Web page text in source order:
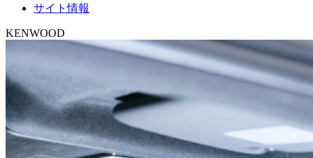
サイト情報
KENWOOD